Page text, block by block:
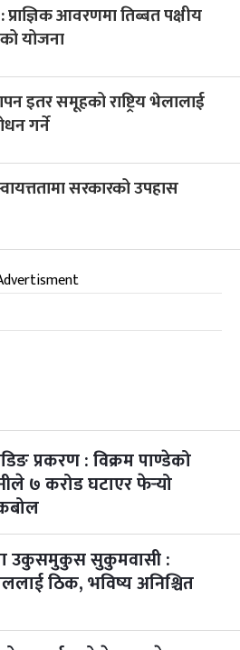
: प्राज्ञिक आवरणमा तिब्बत पक्षीय
योजना
इतर समूहको राष्ट्रिय भेलालाई
गर्ने
सरकारको उपहास
प्रकरण : विक्रम पाण्डेको
७ करोड घटाएर फेर्‍यो
उकुसमुकुस सुकुमवासी :
ठिक, भविष्य अनिश्चित